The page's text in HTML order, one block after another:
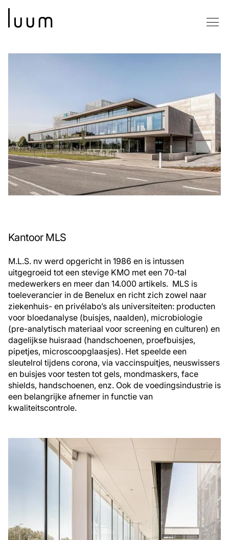
Kantoor MLS
M.L.S. nv werd opgericht in 1986 en is intussen
uitgegroeid tot een stevige KMO met een 70-tal
medewerkers en meer dan 14.000 artikels. MLS is
toeleverancier in de Benelux en richt zich zowel naar
ziekenhuis- en privélabo’s als universiteiten: producten
voor bloedanalyse (buisjes, naalden), microbiologie
(pre-analytisch materiaal voor screening en culturen) en
dagelijkse huisraad (handschoenen, proefbuisjes,
pipetjes, microscoopglaasjes). Het speelde een
sleutelrol tijdens corona, via vaccinspuitjes, neuswissers
en buisjes voor testen tot gels, mondmaskers, face
shields, handschoenen, enz. Ook de voedingsindustrie is
een belangrijke afnemer in functie van
kwaliteitscontrole.